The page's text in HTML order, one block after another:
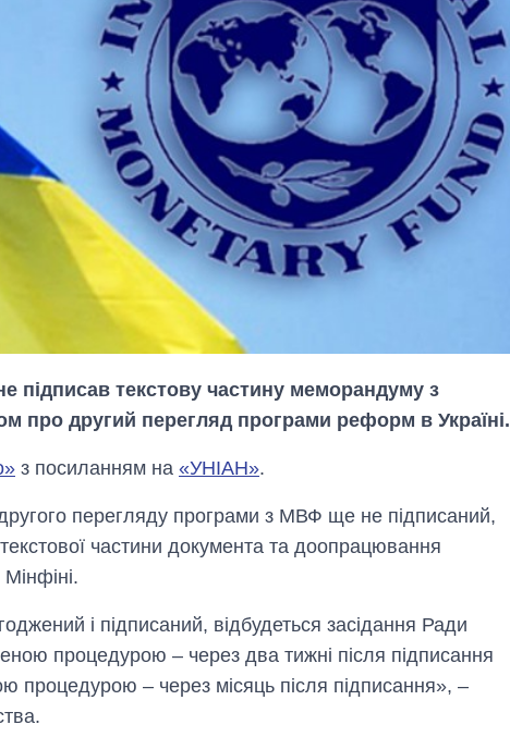
не підписав текстову частину меморандуму з
другий перегляд програми реформ в Україні.
з посиланням на «УНІАН».
перегляду програми з МВФ ще не підписаний,
частини документа та доопрацювання
і підписаний, відбудеться засідання Ради
процедурою – через два тижні після підписання
процедурою – через місяць після підписання», –